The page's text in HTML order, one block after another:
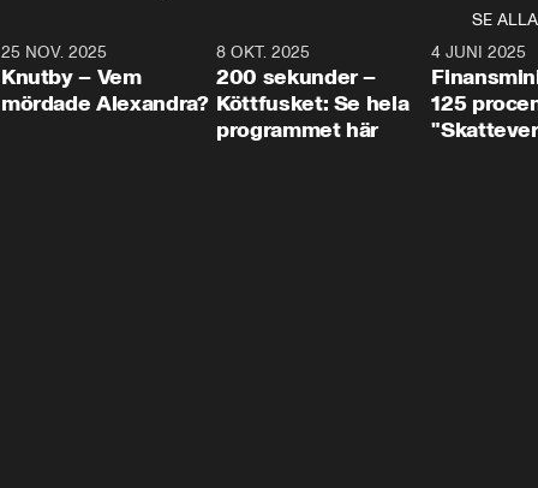
SE ALLA
31:05
25 NOV. 2025
Knutby – Vem
mördade Alexandra?
4:29
8 OKT. 2025
200 sekunder –
Köttfusket: Se hela
programmet här
4 JUNI 2025
125